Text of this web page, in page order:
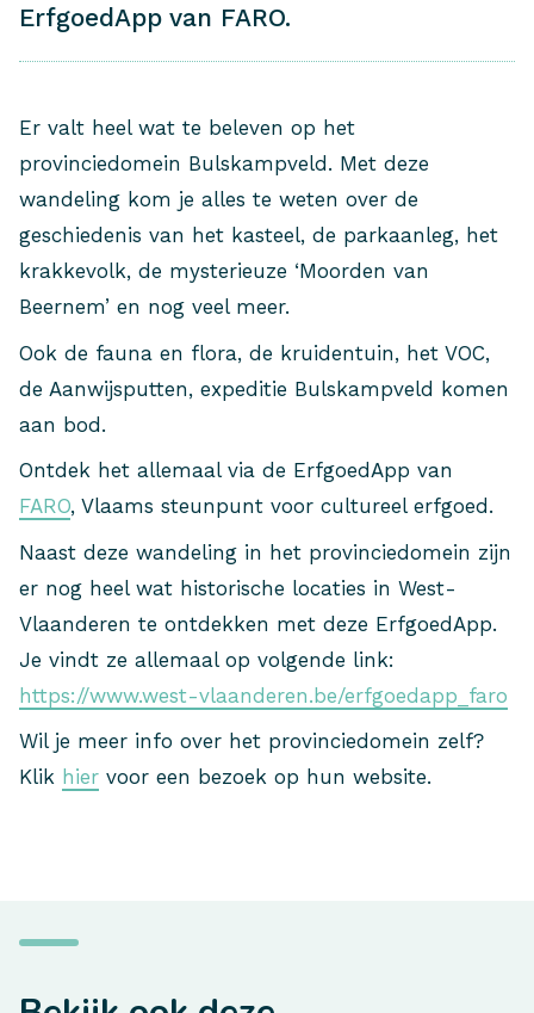
ErfgoedApp van FARO.
Er valt heel wat te beleven op het
provinciedomein Bulskampveld. Met deze
wandeling kom je alles te weten over de
geschiedenis van het kasteel, de parkaanleg, het
krakkevolk, de mysterieuze ‘Moorden van
Beernem’ en nog veel meer.
Ook de fauna en flora, de kruidentuin, het VOC,
de Aanwijsputten, expeditie Bulskampveld komen
aan bod.
Ontdek het allemaal via de ErfgoedApp van
FARO, Vlaams steunpunt voor cultureel erfgoed.
Naast deze wandeling in het provinciedomein zijn
er nog heel wat historische locaties in West-
Vlaanderen te ontdekken met deze ErfgoedApp.
Je vindt ze allemaal op volgende link:
https://www.west-vlaanderen.be/erfgoedapp_faro
Wil je meer info over het provinciedomein zelf?
Klik hier voor een bezoek op hun website.